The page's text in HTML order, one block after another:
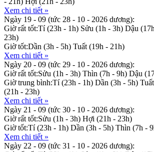
Xem chi tiết »
Ngày 19 - 09 (tức 28 - 10 - 2026 dương):
Giờ rất tốt:Tí (23h - 1h) Sửu (1h - 3h) Dậu
23h)
Giờ tốt:Dần (3h - 5h) Tuất (19h - 21h)
Xem chi tiết »
Ngày 20 - 09 (tức 29 - 10 - 2026 dương):
Giờ rất tốt:Sửu (1h - 3h) Thìn (7h - 9h) Dậu
Giờ trung bình:Tí (23h - 1h) Dần (3h - 5h)
(21h - 23h)
Xem chi tiết »
Ngày 21 - 09 (tức 30 - 10 - 2026 dương):
Giờ rất tốt:Sửu (1h - 3h) Hợi (21h - 23h)
Giờ tốt:Tí (23h - 1h) Dần (3h - 5h) Thìn (7h -
Xem chi tiết »
Ngày 22 - 09 (tức 31 - 10 - 2026 dương):